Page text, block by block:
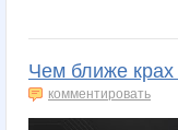
Чем ближе
комментировать